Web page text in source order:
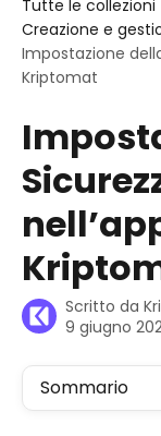
Tutte le collezioni
Creazione e
Impostazione
Kriptomat
Scritto da
9 giugno
Sommario